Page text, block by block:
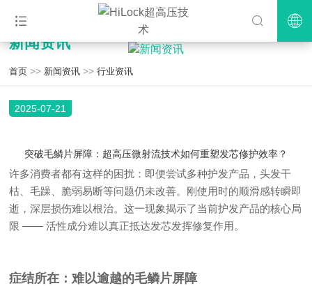
新闻资讯
首页 >> 新闻资讯 >>行业资讯
2025-07-21
突破毛鳞片屏障：超高压微射流技术如何重塑发芯修护效率？
许多消费者都有这样的困扰：即便尝试多种护发产品，头发干
枯、毛躁、脆弱易断等问题仍未改善。刚使用时的顺滑感转瞬即
逝，深层损伤难以根治。这一现象揭示了当前护发产品的核心局
限 —— 活性成分难以真正抵达发芯发挥修复作用。
症结所在：难以逾越的毛鳞片屏障